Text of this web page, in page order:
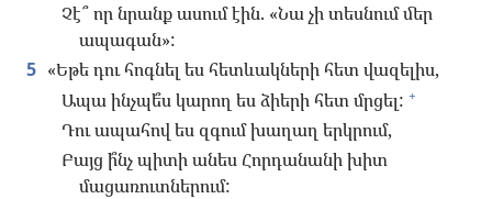
Չէ՞ որ նրանք ասում էին. «Նա չի տեսնում մեր
ապագան»:
5 «Եթե դու հոգնել ես հետևակների հետ վազելիս,
Ապա ինչպե՞ս կարող ես ձիերի հետ մրցել: +
Դու ապահով ես զգում խաղաղ երկրում,
Բայց ի՞նչ պիտի անես Հորդանանի խիտ
մացառուտներում: